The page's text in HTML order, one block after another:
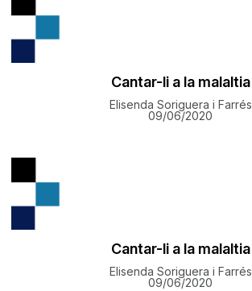
Cantar-li a la malaltia
Elisenda Soriguera i Farrés
09/06/2020
Cantar-li a la malaltia
Elisenda Soriguera i Farrés
09/06/2020